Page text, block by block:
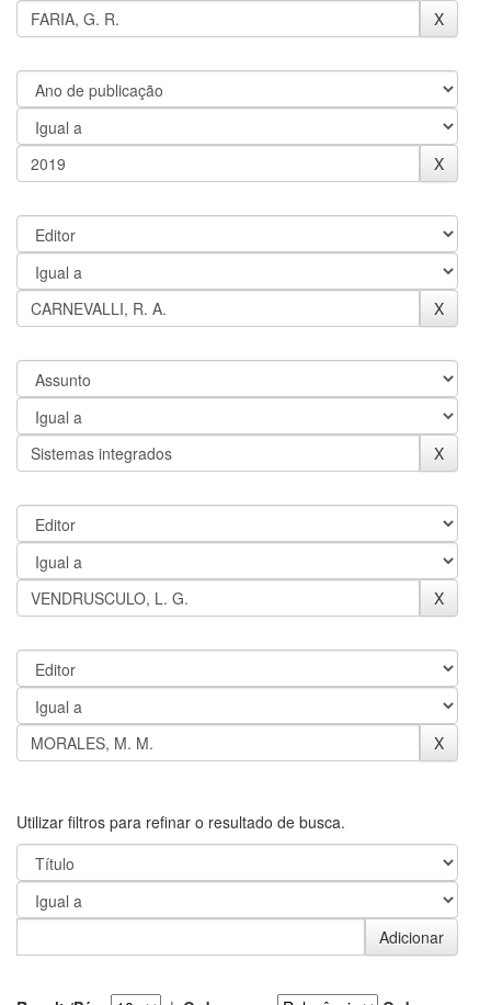
Utilizar filtros para refinar o resultado de busca.